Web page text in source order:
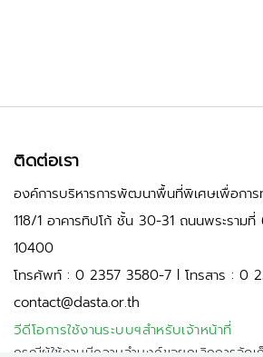
ติดต่อเรา
องค์การบริหารการพัฒนาพื้นที่พิเศษเพื่อกา
118/1 อาคารทิปโก้ ชั้น 30-31 ถนนพระรา
10400
โทรศัพท์ : 0 2357 3580-7 l โทรสาร : 0
contact@dasta.or.th
วีดีโอการใช้งานระบบฯสำหรับเจ้าหน้าที่
กรณีผู้ใช้งานมีความจำนงค์ขอยกเลิกการจัด